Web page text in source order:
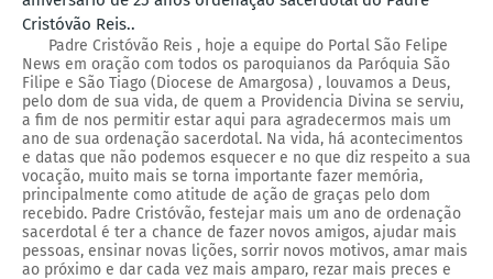
Cristóvão Reis..
Padre Cristóvão Reis , hoje a equipe do Portal São Felipe
News em oração com todos os paroquianos da Paróquia São
Filipe e São Tiago (Diocese de Amargosa) , louvamos a Deus,
pelo dom de sua vida, de quem a Providencia Divina se serviu,
a fim de nos permitir estar aqui para agradecermos mais um
ano de sua ordenação sacerdotal. Na vida, há acontecimentos
e datas que não podemos esquecer e no que diz respeito a sua
vocação, muito mais se torna importante fazer memória,
principalmente como atitude de ação de graças pelo dom
recebido. Padre Cristóvão, festejar mais um ano de ordenação
sacerdotal é ter a chance de fazer novos amigos, ajudar mais
pessoas, ensinar novas lições, sorrir novos motivos, amar mais
ao próximo e dar cada vez mais amparo, rezar mais preces e